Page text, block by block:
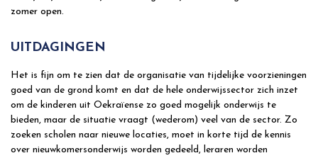
zomer open.
UITDAGINGEN
Het is fijn om te zien dat de organisatie van tijdelijke voorzieningen
goed van de grond komt en dat de hele onderwijssector zich inzet
om de kinderen uit Oekraïense zo goed mogelijk onderwijs te
bieden, maar de situatie vraagt (wederom) veel van de sector. Zo
zoeken scholen naar nieuwe locaties, moet in korte tijd de kennis
over nieuwkomersonderwijs worden gedeeld, leraren worden